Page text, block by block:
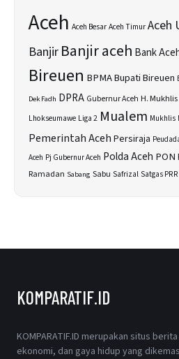
Aceh Aceh BesarAceh TimurAceh
BanjirBanjir aceh Bank
Bireuen BPMABupati Bireuen
Dek Fadh DPRA Gubernur Aceh H. Mukhlis
Lhokseumawe Liga 2 Mualem Mukhlis
Pemerintah AcehPersiraja
Aceh Pj Gubernur Aceh Polda Aceh PON
Ramadan Sabang Sabu Safrizal Satgas PRR
KOMPARATIF.ID
KOMPARATIF.ID merupakan situs
ekonomi, dan gaya hidup yang